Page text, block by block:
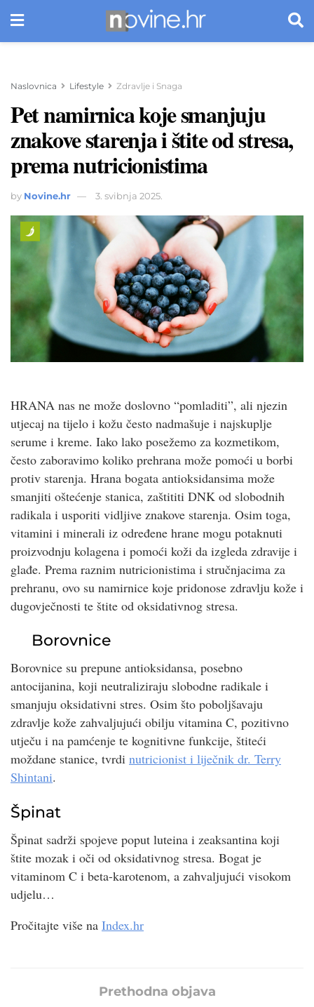
Naslovnica Lifestyle Zdravlje i Snaga
Pet namirnica koje smanjuju
znakove starenja i štite od stresa,
prema nutricionistima
by Novine.hr 3. svibnja 2025.
HRANA nas ne može doslovno “pomladiti”, ali njezin
utjecaj na tijelo i kožu često nadmašuje i najskuplje
serume i kreme. Iako lako posežemo za kozmetikom,
često zaboravimo koliko prehrana može pomoći u borbi
protiv starenja. Hrana bogata antioksidansima može
smanjiti oštećenje stanica, zaštititi DNK od slobodnih
radikala i usporiti vidljive znakove starenja. Osim toga,
vitamini i minerali iz određene hrane mogu potaknuti
proizvodnju kolagena i pomoći koži da izgleda zdravije i
glađe. Prema raznim nutricionistima i stručnjacima za
prehranu, ovo su namirnice koje pridonose zdravlju kože i
dugovječnosti te štite od oksidativnog stresa.
Borovnice
Borovnice su prepune antioksidansa, posebno
antocijanina, koji neutraliziraju slobodne radikale i
smanjuju oksidativni stres. Osim što poboljšavaju
zdravlje kože zahvaljujući obilju vitamina C, pozitivno
utječu i na pamćenje te kognitivne funkcije, štiteći
moždane stanice, tvrdi nutricionist i liječnik dr. Terry
Shintani.
Špinat
Špinat sadrži spojeve poput luteina i zeaksantina koji
štite mozak i oči od oksidativnog stresa. Bogat je
vitaminom C i beta-karotenom, a zahvaljujući visokom
udjelu…
Pročitajte više na Index.hr
Prethodna objava